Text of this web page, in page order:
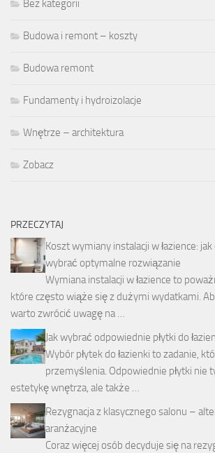
Bez kategorii
Budowa i remont – koszty
Budowa remont
Fundamenty i hydroizolacje
Wnętrze – architektura
Zobacz
PRZECZYTAJ
Koszt wymiany instalacji w łazience:
wybrać optymalne rozwiązanie
Wymiana instalacji w łazience to
które często wiąże się z dużymi wydatkami.
warto zwrócić uwagę na …
Jak wybrać odpowiednie płytki do
Wybór płytek do łazienki to zadanie,
przemyślenia. Odpowiednie płytki nie
estetykę wnętrza, ale także …
Rezygnacja z klasycznego salonu –
aranżacyjne
Coraz więcej osób decyduje się na